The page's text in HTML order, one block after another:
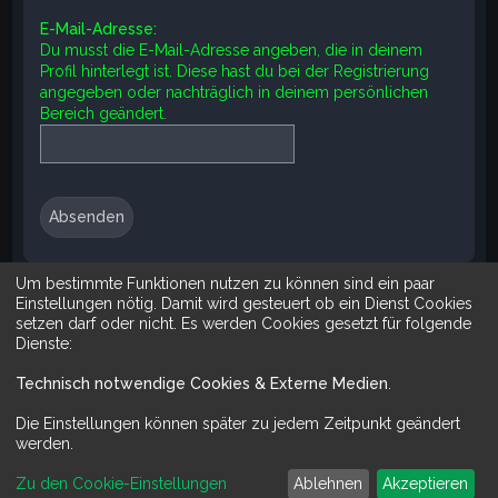
E-Mail-Adresse:
Du musst die E-Mail-Adresse angeben, die in deinem
Profil hinterlegt ist. Diese hast du bei der Registrierung
angegeben oder nachträglich in deinem persönlichen
Bereich geändert.
SucheErweiterte Suche
Mit Do It Yourself sparst du Geld und schaffst zugleich was dir
Powered byphpBB™
Um bestimmte Funktionen nutzen zu können sind ein paar
Einstellungen nötig. Damit wird gesteuert ob ein Dienst Cookies
setzen darf oder nicht. Es werden Cookies gesetzt für folgende
Dienste:
Technisch notwendige Cookies & Externe Medien
Die Einstellungen können später zu jedem Zeitpunkt geändert
werden.
Zu den Cookie-Einstellungen Ablehnen Akzeptieren